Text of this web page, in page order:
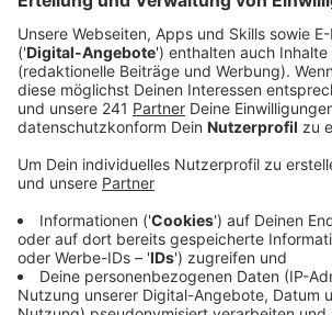
Anzeige
Ein Promi, keine Fragen und
Gegenstände
Wenn ein Popstar, Comedian,
Politiker bei uns zu Besuch ist, stellt er